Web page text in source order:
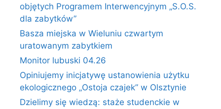
objętych Programem Interwencyjnym „S.O.S.
dla zabytków”
Basza miejska w Wieluniu czwartym
uratowanym zabytkiem
Monitor lubuski 04.26
Opiniujemy inicjatywę ustanowienia użytku
ekologicznego „Ostoja czajek” w Olsztynie
Dzielimy się wiedzą: staże studenckie w